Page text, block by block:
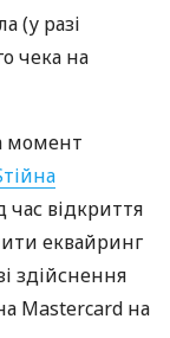
(у разі
чека на
момент
час відкриття
еквайринг
здійснення
Mastercard на